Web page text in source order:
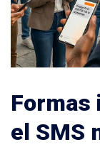
Formas
el SMS